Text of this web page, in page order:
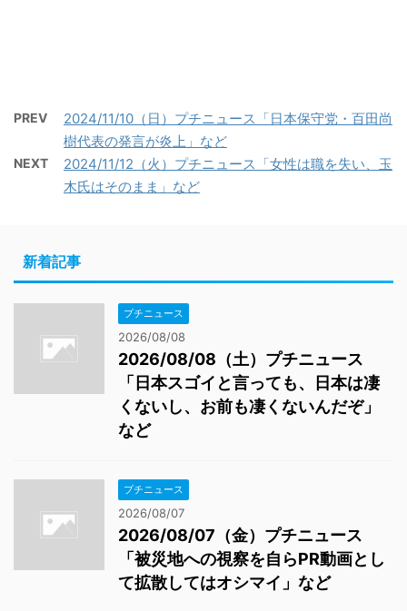
PREV
2024/11/10（日）プチニュース「日本保守党・百田尚
樹代表の発言が炎上」など
NEXT
2024/11/12（火）プチニュース「女性は職を失い、玉
木氏はそのまま」など
新着記事
プチニュース
2026/08/08
2026/08/08（土）プチニュース
「日本スゴイと言っても、日本は凄
くないし、お前も凄くないんだぞ」
など
プチニュース
2026/08/07
2026/08/07（金）プチニュース
「被災地への視察を自らPR動画とし
て拡散してはオシマイ」など